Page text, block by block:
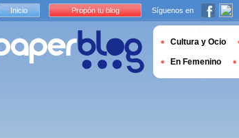
Inicio Propón tu blog Síguenos en
Cultura y Ocio
En Femenino